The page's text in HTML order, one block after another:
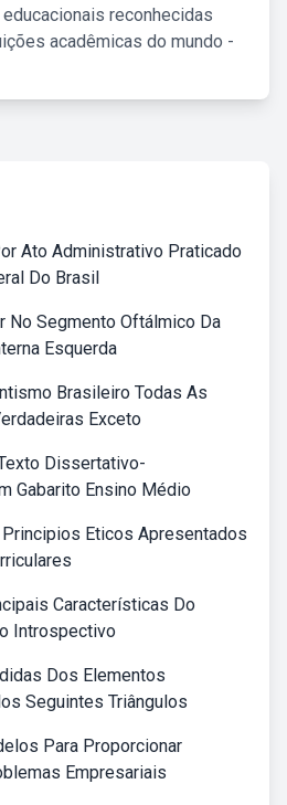
reconhecidas
acadêmicas do mundo -
Ato Administrativo Praticado
Do Brasil
No Segmento Oftálmico Da
Esquerda
Brasileiro Todas As
Exceto
Dissertativo-
Gabarito Ensino Médio
Principios Eticos Apresentados
Características Do
Introspectivo
Dos Elementos
Seguintes Triângulos
Para Proporcionar
Empresariais